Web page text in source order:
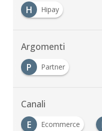
H
Hipay
Argomenti
P
Partner
Canali
E
Ecommerce